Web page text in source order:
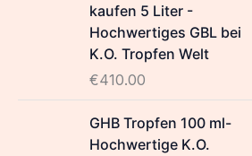
kaufen 5 Liter -
Hochwertiges GBL bei
K.O. Tropfen Welt
€410.00
GHB Tropfen 100 ml-
Hochwertige K.O.